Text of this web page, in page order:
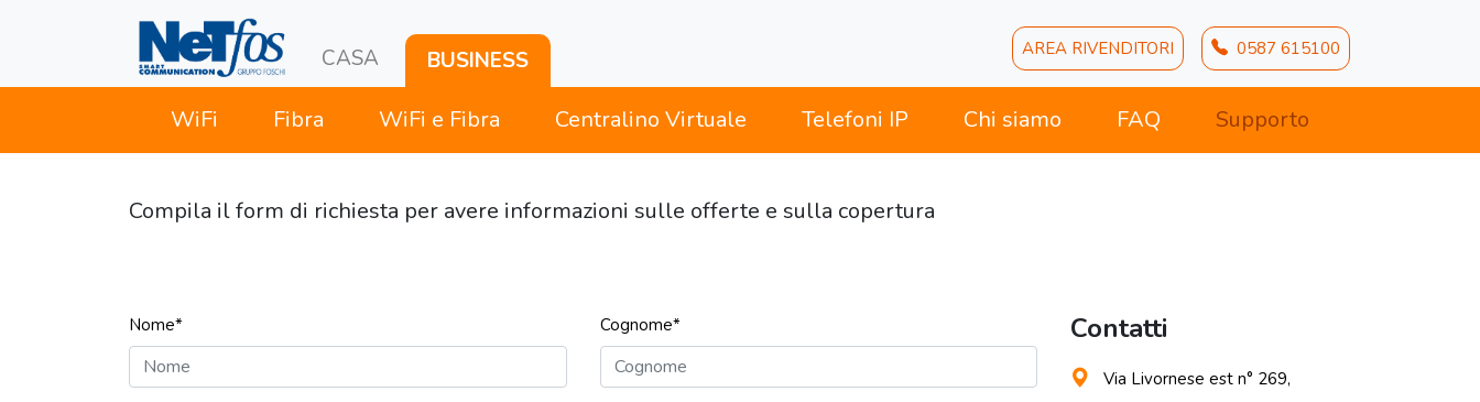
CASA (current)BUSINESS AREA RIVENDITORI 0587 615100
WiFi Fibra WiFi e Fibra Centralino Virtuale Telefoni IP Chi siamo FAQ Supporto
Compila il form di richiesta per avere informazioni sulle offerte e sulla copertura
Nome* Cognome* Contatti
Via Livornese est n° 269,